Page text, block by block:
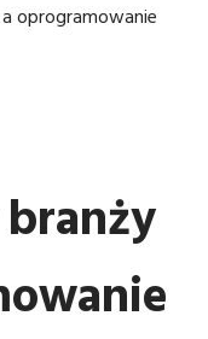
oprogramowanie